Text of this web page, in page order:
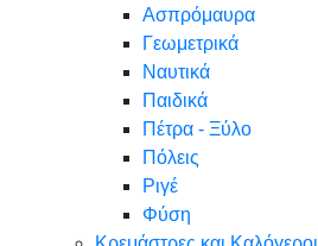
Ασπρόμαυρα
Γεωμετρικά
Ναυτικά
Παιδικά
Πέτρα - Ξύλο
Πόλεις
Ριγέ
Φύση